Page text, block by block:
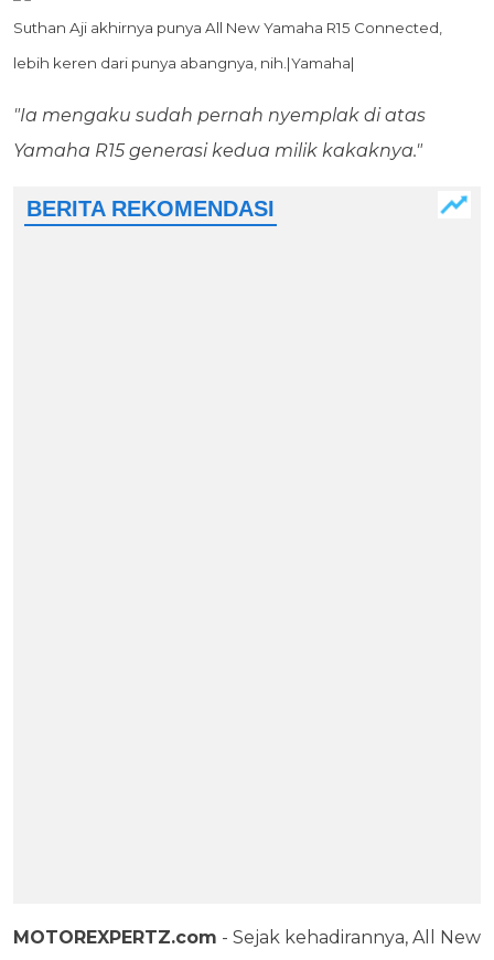
Suthan Aji akhirnya punya All New Yamaha R15 Connected,
lebih keren dari punya abangnya, nih.|Yamaha|
"Ia mengaku sudah pernah nyemplak di atas
Yamaha R15 generasi kedua milik kakaknya."
MOTOREXPERTZ.com - Sejak kehadirannya, All New